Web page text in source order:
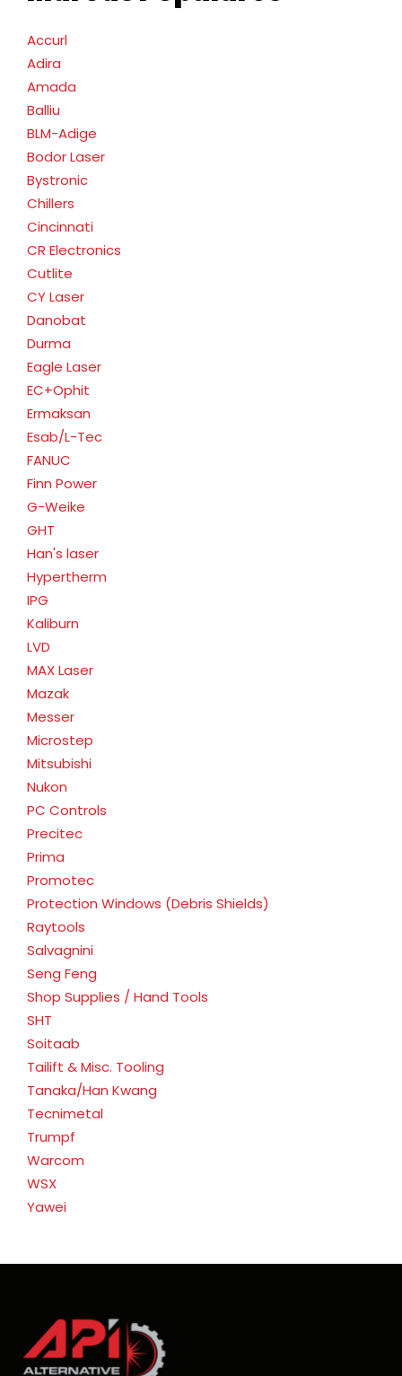
Accurl
Adira
Amada
Balliu
BLM-Adige
Bodor Laser
Bystronic
Chillers
Cincinnati
CR Electronics
Cutlite
CY Laser
Danobat
Durma
Eagle Laser
EC+Ophit
Ermaksan
Esab/L-Tec
FANUC
Finn Power
G-Weike
GHT
Han's laser
Hypertherm
IPG
Kaliburn
LVD
MAX Laser
Mazak
Messer
Microstep
Mitsubishi
Nukon
PC Controls
Precitec
Prima
Promotec
Protection Windows (Debris Shields)
Raytools
Salvagnini
Seng Feng
Shop Supplies / Hand Tools
SHT
Soitaab
Tailift & Misc. Tooling
Tanaka/Han Kwang
Tecnimetal
Trumpf
Warcom
WSX
Yawei